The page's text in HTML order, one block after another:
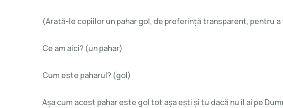
(Arată-le copiilor un pahar gol, de preferință transparent, pentru a
Ce am aici? (un pahar)
Cum este paharul? (gol)
Așa cum acest pahar este gol tot așa ești și tu dacă nu îl ai pe